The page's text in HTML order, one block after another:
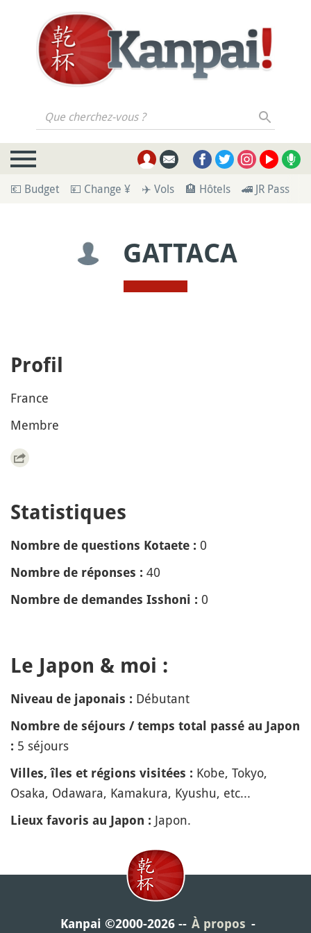
Que cherchez-vous ?
💶 Budget 💴 Change ¥ ✈️ Vols 🏨 Hôtels 🚄 JR Pass
GATTACA
Profil
France
Membre
Statistiques
Nombre de questions Kotaete : 0
Nombre de réponses : 40
Nombre de demandes Isshoni : 0
Le Japon & moi :
Niveau de japonais : Débutant
Nombre de séjours / temps total passé au Japon
: 5 séjours
Villes, îles et régions visitées : Kobe, Tokyo,
Osaka, Odawara, Kamakura, Kyushu, etc...
Lieux favoris au Japon : Japon.
Kanpai ©2000-2026 À propos